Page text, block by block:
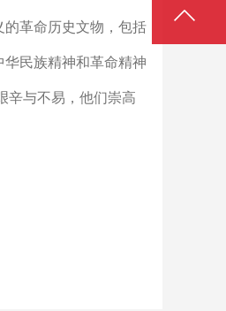
的革命历史文物，包括
华民族精神和革命精神
辛与不易，他们崇高